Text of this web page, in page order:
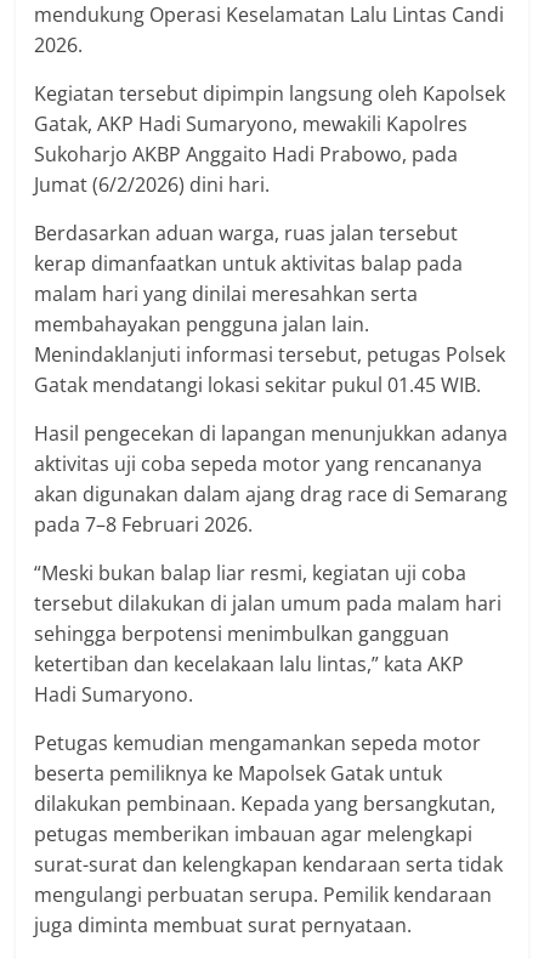
mendukung Operasi Keselamatan Lalu Lintas Candi
2026.
Kegiatan tersebut dipimpin langsung oleh Kapolsek
Gatak, AKP Hadi Sumaryono, mewakili Kapolres
Sukoharjo AKBP Anggaito Hadi Prabowo, pada
Jumat (6/2/2026) dini hari.
Berdasarkan aduan warga, ruas jalan tersebut
kerap dimanfaatkan untuk aktivitas balap pada
malam hari yang dinilai meresahkan serta
membahayakan pengguna jalan lain.
Menindaklanjuti informasi tersebut, petugas Polsek
Gatak mendatangi lokasi sekitar pukul 01.45 WIB.
Hasil pengecekan di lapangan menunjukkan adanya
aktivitas uji coba sepeda motor yang rencananya
akan digunakan dalam ajang drag race di Semarang
pada 7–8 Februari 2026.
“Meski bukan balap liar resmi, kegiatan uji coba
tersebut dilakukan di jalan umum pada malam hari
sehingga berpotensi menimbulkan gangguan
ketertiban dan kecelakaan lalu lintas,” kata AKP
Hadi Sumaryono.
Petugas kemudian mengamankan sepeda motor
beserta pemiliknya ke Mapolsek Gatak untuk
dilakukan pembinaan. Kepada yang bersangkutan,
petugas memberikan imbauan agar melengkapi
surat-surat dan kelengkapan kendaraan serta tidak
mengulangi perbuatan serupa. Pemilik kendaraan
juga diminta membuat surat pernyataan.